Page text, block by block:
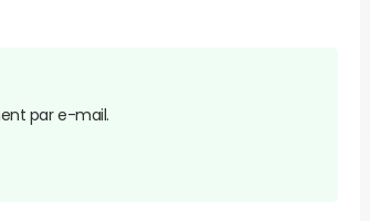
par e-mail.